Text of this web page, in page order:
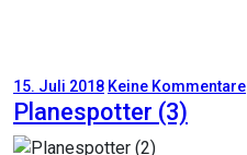
15. Juli 2018 Keine Kommentare
Planespotter (3)